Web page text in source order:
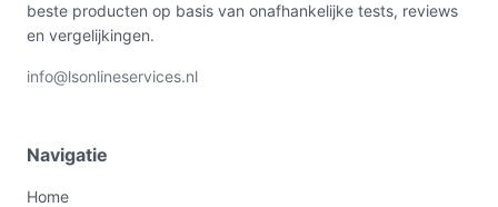
beste producten op basis van onafhankelijke tests, reviews
en vergelijkingen.
info@lsonlineservices.nl
Navigatie
Home